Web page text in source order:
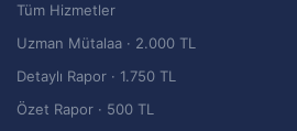
Tüm Hizmetler
Uzman Mütalaa · 2.000 TL
Detaylı Rapor · 1.750 TL
Özet Rapor · 500 TL